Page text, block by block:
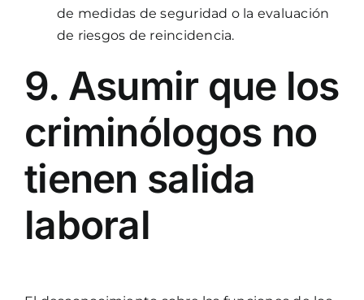
de medidas de seguridad o la evaluación
de riesgos de reincidencia.
9. Asumir que los
criminólogos no
tienen salida
laboral